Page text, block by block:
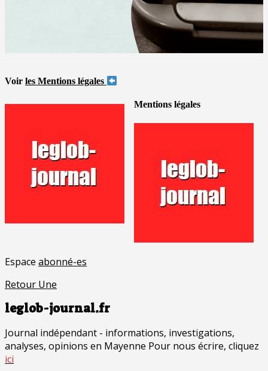
Voir les Mentions légales
Mentions légales
Espace abonné-es
Retour Une
leglob-journal.fr
Journal indépendant - informations, investigations,
analyses, opinions en Mayenne Pour nous écrire, cliquez
ici